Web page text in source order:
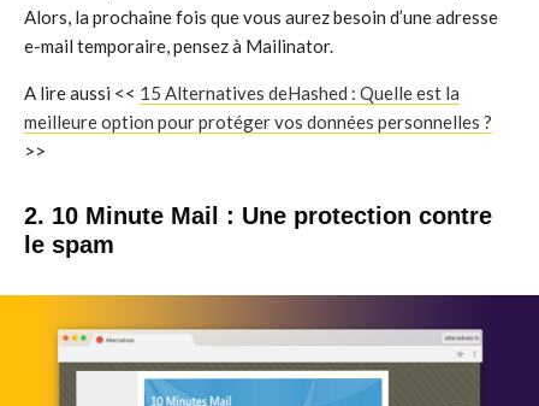
Alors, la prochaine fois que vous aurez besoin d’une adresse
e-mail temporaire, pensez à Mailinator.
A lire aussi << 15 Alternatives deHashed : Quelle est la
meilleure option pour protéger vos données personnelles ?
>>
2. 10 Minute Mail : Une protection contre
le spam